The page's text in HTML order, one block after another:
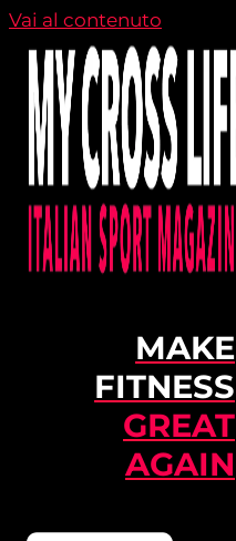
Vai al contenuto
MAKE
FITNESS
GREAT
AGAIN